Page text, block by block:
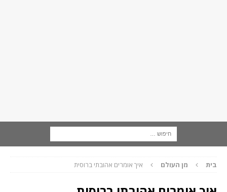
בית מן העולם איך אומרים אהובתי ברוסית